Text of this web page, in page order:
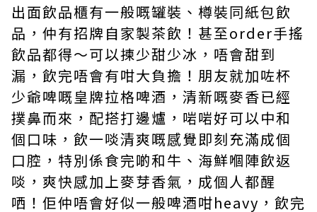
出面飲品櫃有一般嘅罐裝、樽裝同紙包飲
品，仲有招牌自家製茶飲！甚至order手搖
飲品都得～可以揀少甜少冰，唔會甜到
漏，飲完唔會有咁大負擔！朋友就加咗杯
少爺啤嘅皇牌拉格啤酒，清新嘅麥香已經
撲鼻而來，配搭打邊爐，啱啱好可以中和
個口味，飲一啖清爽嘅感覺即刻充滿成個
口腔，特別係食完啲和牛、海鮮嗰陣飲返
啖，爽快感加上麥芽香氣，成個人都醒
哂！佢仲唔會好似一般啤酒咁heavy，飲完